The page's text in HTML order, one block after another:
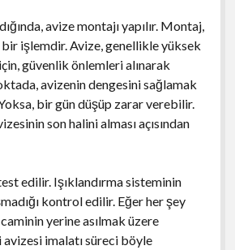
avize montajı yapılır. Montaj,
işlemdir. Avize, genellikle yüksek
güvenlik önlemleri alınarak
avizenin dengesini sağlamak
bir gün düşüp zarar verebilir.
son halini alması açısından
edilir. Işıklandırma sisteminin
kontrol edilir. Eğer her şey
yerine asılmak üzere
avizesi imalatı süreci böyle